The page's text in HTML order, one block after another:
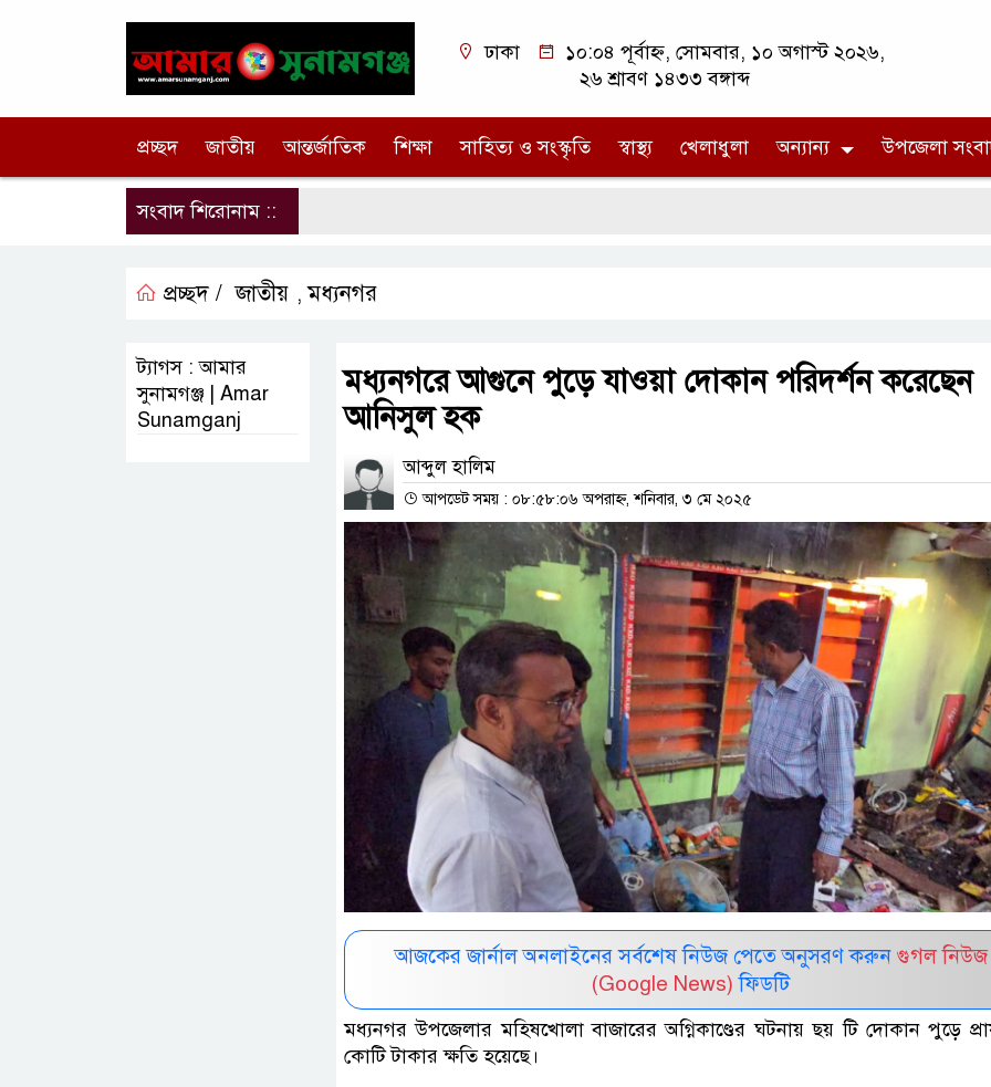
ঢাকা
১০:০৪ পূর্বাহ্ন, সোমবার, ১০ অগাস্ট ২০২৬,
২৬ শ্রাবণ ১৪৩৩ বঙ্গাব্দ
প্রচ্ছদ জাতীয় আন্তর্জাতিক শিক্ষা সাহিত্য ও সংস্কৃতি স্বাস্থ্য খেলাধুলা অন্যান্য উপজেলা
সংবাদ শিরোনাম ::
প্রচ্ছদ / জাতীয় ,মধ্যনগর
মধ্যনগরে আগুনে পুড়ে যাওয়া দোকান পরিদর্শন করেছেন
আনিসুল হক
আব্দুল হালিম
আপডেট সময় : ০৮:৫৮:০৬ অপরাহ্ন, শনিবার, ৩ মে ২০২৫
আজকের জার্নাল অনলাইনের সর্বশেষ নিউজ পেতে অনুসরণ করুন গুগল নিউজ
(Google News) ফিডটি
মধ্যনগর উপজেলার মহিষখোলা বাজারের অগ্নিকাণ্ডের ঘটনায় ছয় টি দোকান পুড়ে
কোটি টাকার ক্ষতি হয়েছে।
ট্যাগস : আমার
সুনামগঞ্জ | Amar
Sunamganj